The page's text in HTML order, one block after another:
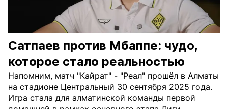
Сатпаев против Мбаппе: чудо,
которое стало реальностью
Напомним, матч "Кайрат" - "Реал" прошёл в Алматы
на стадионе Центральный 30 сентября 2025 года.
Игра стала для алматинской команды первой